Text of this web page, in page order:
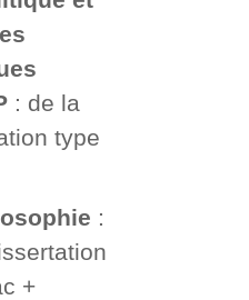
: de la
type
:
+